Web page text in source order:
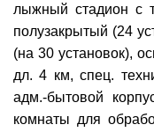
лыжный стадион с
полузакрытый (24
(на 30 установок),
дл. 4 км, спец.
адм.-бытовой
комнаты для